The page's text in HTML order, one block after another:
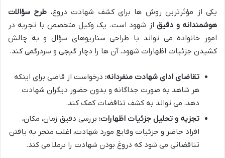
یکی از مؤثرترین روش ها برای کشف شهادت دروغ، طرح سؤالات
هوشمندانه و دقیقاز شهود است. یک وکیل متخصص با تجربه در
امور خانواده می تواند با طراحی سناریوهای سؤال و به چالش
کشیدن جزئیات اظهارات شهود، آن ها را دچار گیجی و سردرگمی کند.
تقاضای ادای شهادت منفردانه: درخواست از قاضی برای اینکه
هر شاهد به صورت جداگانه و بدون حضور دیگران شهادت
دهد، می تواند به کشف تناقضات کمک کند.
تجزیه و تحلیل جزئیات اظهارات: بررسی دقیق زمان، مکان،
افراد حاضر و جزئیات وقایع مورد شهادت، اغلب منجر به یافتن
تناقضاتی می شود که دروغ بودن شهادت را برملا می کند.